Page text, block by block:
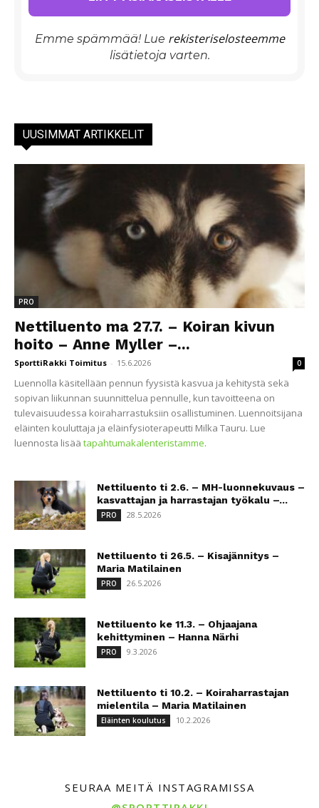
Emme spämmää! Lue rekisteriselosteemme
lisätietoja varten.
UUSIMMAT ARTIKKELIT
PRO
Nettiluento ma 27.7. – Koiran kivun
hoito – Anne Myller –...
SporttiRakki Toimitus - 15.6.2026 0
Luennolla käsitellään pennun fyysistä kasvua ja kehitystä sekä
sopivan liikunnan suunnittelua pennulle, kun tavoitteena on
tulevaisuudessa koiraharrastuksiin osallistuminen. Luennoitsijana
eläinten kouluttaja ja eläinfysioterapeutti Milka Tauru. Lue
luennosta lisää tapahtumakalenteristamme.
Nettiluento ti 2.6. – MH-luonnekuvaus –
kasvattajan ja harrastajan työkalu –...
PRO 28.5.2026
Nettiluento ti 26.5. – Kisajännitys –
Maria Matilainen
PRO 26.5.2026
Nettiluento ke 11.3. – Ohjaajana
kehittyminen – Hanna Närhi
PRO 9.3.2026
Nettiluento ti 10.2. – Koiraharrastajan
mielentila – Maria Matilainen
Eläinten koulutus 10.2.2026
SEURAA MEITÄ INSTAGRAMISSA